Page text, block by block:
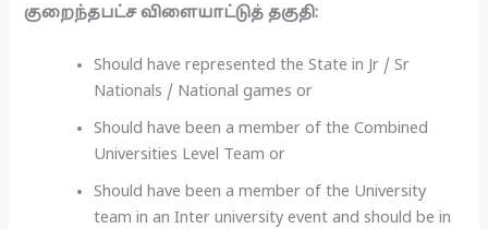
குறைந்தபட்ச விளையாட்டுத் தகுதி:
Should have represented the State in Jr / Sr
Nationals / National games or
Should have been a member of the Combined
Universities Level Team or
Should have been a member of the University
team in an Inter university event and should be in